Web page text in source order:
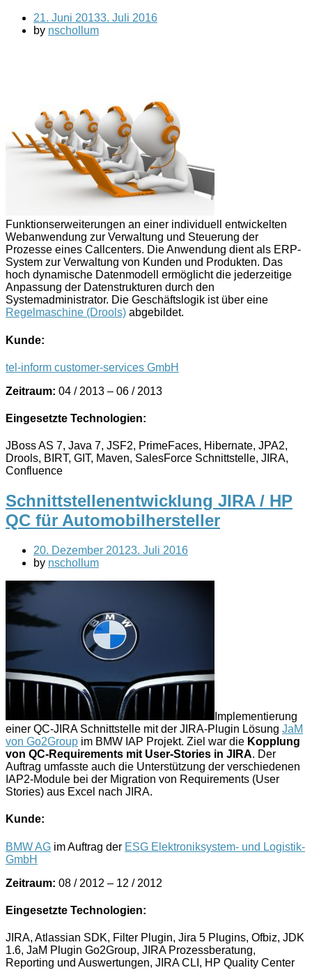
21. Juni 20133. Juli 2016
by nschollum
Funktionserweiterungen an einer individuell entwickelten
Webanwendung zur Verwaltung und Steuerung der
Prozesse eines Callcenters. Die Anwendung dient als ERP-
System zur Verwaltung von Kunden und Produkten. Das
hoch dynamische Datenmodell ermöglicht die jederzeitige
Anpassung der Datenstrukturen durch den
Systemadministrator. Die Geschäftslogik ist über eine
Regelmaschine (Drools) abgebildet.
Kunde:
tel-inform customer-services GmbH
Zeitraum: 04 / 2013 – 06 / 2013
Eingesetzte Technologien:
JBoss AS 7, Java 7, JSF2, PrimeFaces, Hibernate, JPA2,
Drools, BIRT, GIT, Maven, SalesForce Schnittstelle, JIRA,
Confluence
Schnittstellenentwicklung JIRA / HP
QC für Automobilhersteller
20. Dezember 20123. Juli 2016
by nschollum
Implementierung
einer QC-JIRA Schnittstelle mit der JIRA-Plugin Lösung JaM
von Go2Group im BMW IAP Projekt. Ziel war die Kopplung
von QC-Requirements mit User-Stories in JIRA. Der
Auftrag umfasste auch die Unterstützung der verschiedenen
IAP2-Module bei der Migration von Requirements (User
Stories) aus Excel nach JIRA.
Kunde:
BMW AG im Auftrag der ESG Elektroniksystem- und Logistik-
GmbH
Zeitraum: 08 / 2012 – 12 / 2012
Eingesetzte Technologien:
JIRA, Atlassian SDK, Filter Plugin, Jira 5 Plugins, Ofbiz, JDK
1.6, JaM Plugin Go2Group, JIRA Prozessberatung,
Reporting und Auswertungen, JIRA CLI, HP Quality Center